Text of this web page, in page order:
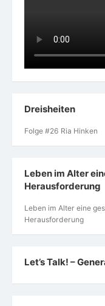
Dreisheiten
Folge #26 Ria Hinken
Leben im Alter
Herausforderung
Leben im Alter eine
Herausforderung
Let’s Talk! –